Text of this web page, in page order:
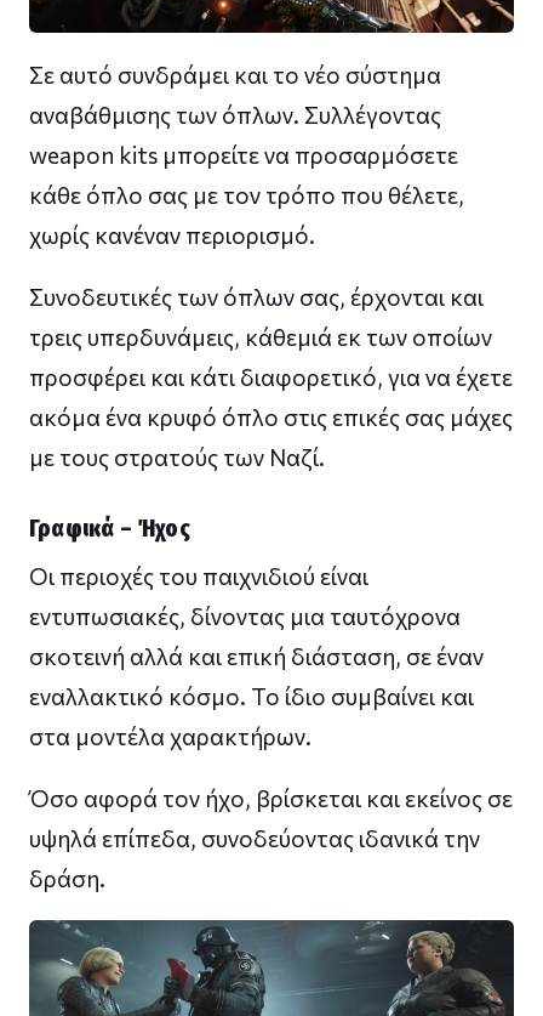
Σε αυτό συνδράμει και το νέο σύστημα
αναβάθμισης των όπλων. Συλλέγοντας
weapon kits μπορείτε να προσαρμόσετε
κάθε όπλο σας με τον τρόπο που θέλετε,
χωρίς κανέναν περιορισμό.
Συνοδευτικές των όπλων σας, έρχονται και
τρεις υπερδυνάμεις, κάθεμιά εκ των οποίων
προσφέρει και κάτι διαφορετικό, για να έχετε
ακόμα ένα κρυφό όπλο στις επικές σας μάχες
με τους στρατούς των Ναζί.
Γραφικά – Ήχος
Οι περιοχές του παιχνιδιού είναι
εντυπωσιακές, δίνοντας μια ταυτόχρονα
σκοτεινή αλλά και επική διάσταση, σε έναν
εναλλακτικό κόσμο. Το ίδιο συμβαίνει και
στα μοντέλα χαρακτήρων.
Όσο αφορά τον ήχο, βρίσκεται και εκείνος σε
υψηλά επίπεδα, συνοδεύοντας ιδανικά την
δράση.